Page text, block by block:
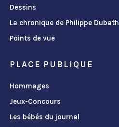
Dessins
La chronique de Philippe Dubath
Points de vue
PLACE PUBLIQUE
Hommages
Jeux-Concours
Les bébés du journal